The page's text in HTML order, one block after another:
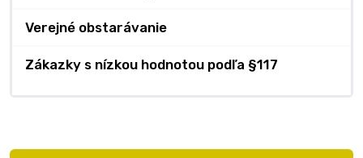
Verejné obstarávanie
Zákazky s nízkou hodnotou podľa §117